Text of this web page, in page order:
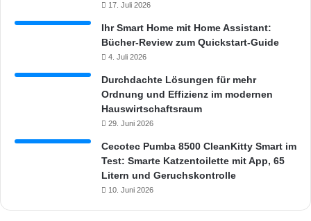
17. Juli 2026
Ihr Smart Home mit Home Assistant:
Bücher-Review zum Quickstart-Guide
4. Juli 2026
Durchdachte Lösungen für mehr
Ordnung und Effizienz im modernen
Hauswirtschaftsraum
29. Juni 2026
Cecotec Pumba 8500 CleanKitty Smart im
Test: Smarte Katzentoilette mit App, 65
Litern und Geruchskontrolle
10. Juni 2026